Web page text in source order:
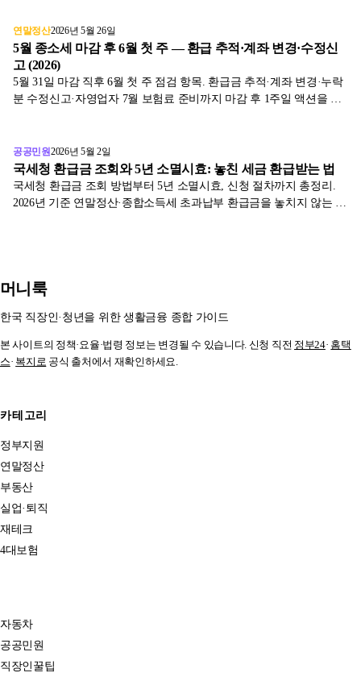
연말정산2026년 5월 26일
5월 종소세 마감 후 6월 첫 주 — 환급 추적·계좌 변경·수정신
고 (2026)
5월 31일 마감 직후 6월 첫 주 점검 항목. 환급금 추적·계좌 변경·누락
분 수정신고·자영업자 7월 보험료 준비까지 마감 후 1주일 액션을 표
공공민원2026년 5월 2일
국세청 환급금 조회와 5년 소멸시효: 놓친 세금 환급받는 법
국세청 환급금 조회 방법부터 5년 소멸시효, 신청 절차까지 총정리.
2026년 기준 연말정산·종합소득세 초과납부 환급금을 놓치지 않는 법
머니룩
한국 직장인·청년을 위한 생활금융 종합 가이드
본 사이트의 정책·요율·법령 정보는 변경될 수 있습니다. 신청 직전 정부24· 홈택
스· 복지로 공식 출처에서 재확인하세요.
카테고리
정부지원
연말정산
부동산
실업·퇴직
재테크
4대보험
자동차
공공민원
직장인꿀팁